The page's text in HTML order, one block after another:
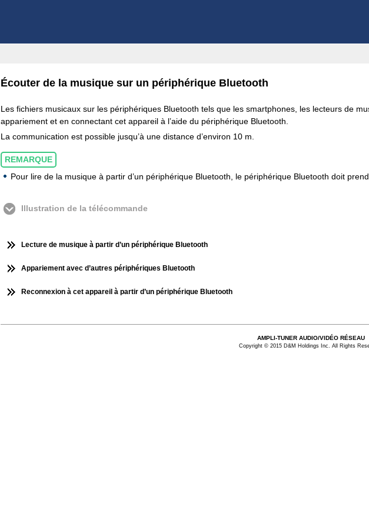
Écouter de la musique sur un périphérique Bluetooth
Les fichiers musicaux sur les périphériques Bluetooth tels que les smartphones, les lecteurs de
appariement et en connectant cet appareil à l’aide du périphérique Bluetooth.
La communication est possible jusqu’à une distance d’environ 10 m.
REMARQUE
Pour lire de la musique à partir d’un périphérique Bluetooth, le périphérique Bluetooth doit
Illustration de la télécommande
Lecture de musique à partir d’un périphérique Bluetooth
Appariement avec d’autres périphériques Bluetooth
Reconnexion à cet appareil à partir d’un périphérique Bluetooth
AMPLI-TUNER AUDIO/VIDÉO RÉSEAU
Copyright © 2015 D&M Holdings Inc. All Rights